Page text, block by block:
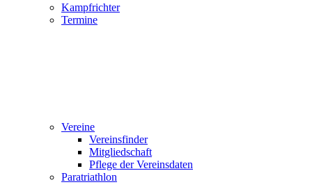
Kampfrichter
Termine
Vereine
Vereinsfinder
Mitgliedschaft
Pflege der Vereinsdaten
Paratriathlon